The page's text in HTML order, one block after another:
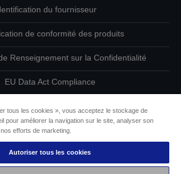
du fournisseur
de conformité des produits
Renseignement sur la Confidentialité
EU Data Act Compliance
sur les cookies
d’Epson pour l’accessibilité
tous les cookies », vous acceptez le stockage de
pour améliorer la navigation sur le site, analyser son
efforts de marketing.
Autoriser tous les cookies